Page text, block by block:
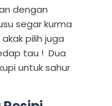
dengan
segar kurma
pilih juga
tau ! Dua
untuk sahur